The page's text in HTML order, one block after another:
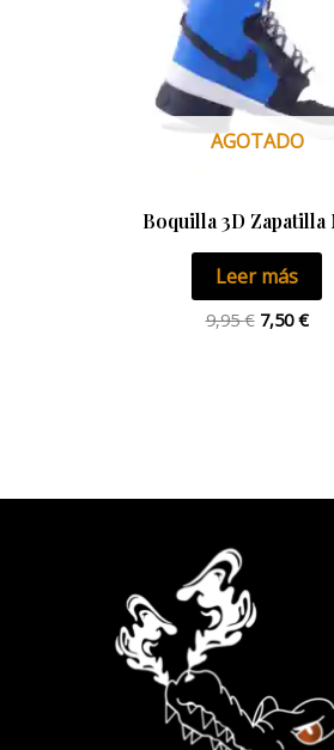
AGOTADO
Boquilla 3D Zapatilla
Leer más
9,95€ 7,50€